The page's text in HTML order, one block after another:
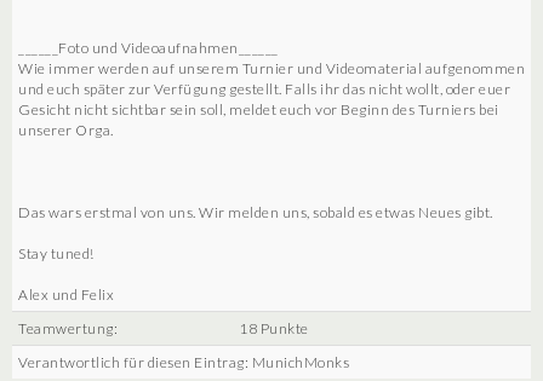
______Foto und Videoaufnahmen______
Wie immer werden auf unserem Turnier und Videomaterial aufgenommen
und euch später zur Verfügung gestellt. Falls ihr das nicht wollt, oder euer
Gesicht nicht sichtbar sein soll, meldet euch vor Beginn des Turniers bei
unserer Orga.
Das wars erstmal von uns. Wir melden uns, sobald es etwas Neues gibt.
Stay tuned!
Alex und Felix
Teamwertung:
18 Punkte
Verantwortlich für diesen Eintrag: MunichMonks